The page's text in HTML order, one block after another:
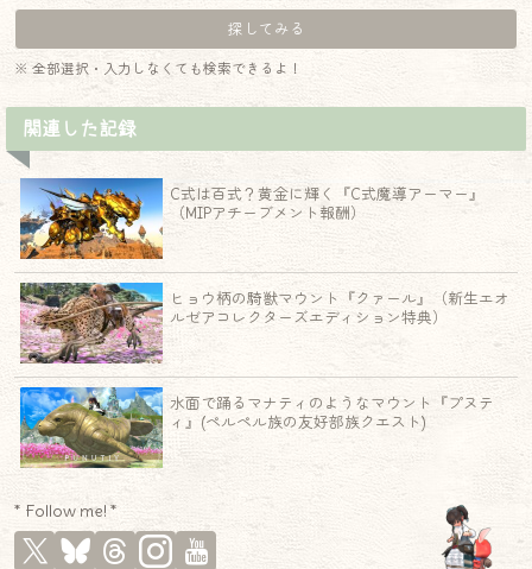
※ 全部選択・入力しなくても検索できるよ！
関連した記録
C式は百式？黄金に輝く『C式魔導アーマー』
（MIPアチーブメント報酬）
ヒョウ柄の騎獣マウント『クァール』（新生エオ
ルゼアコレクターズエディション特典）
水面で踊るマナティのようなマウント『プヌテ
ィ』(ペルペル族の友好部族クエスト)
* Follow me! *